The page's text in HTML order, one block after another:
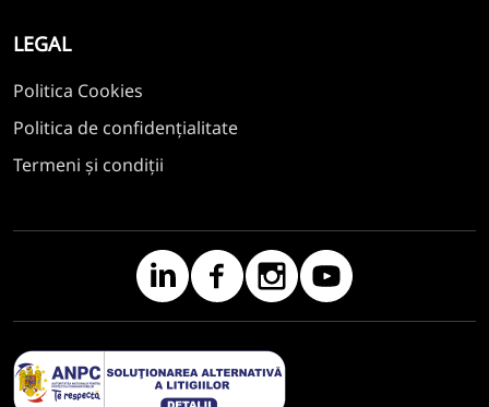
LEGAL
Politica Cookies
Politica de confidențialitate
Termeni și condiții